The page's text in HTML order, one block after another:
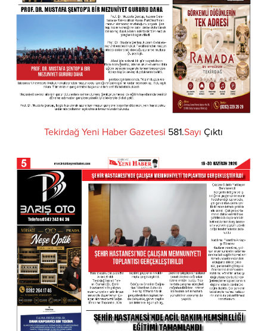
Tekirdağ Yeni Haber Gazetesi 581.Sayı Çıktı